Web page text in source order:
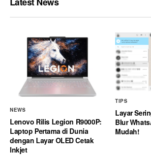
NEWS
Lenovo Rilis Legion R9000P:
Laptop Pertama di Dunia
dengan Layar OLED Cetak
Inkjet
TIPS
Layar
Blur
Mudah!